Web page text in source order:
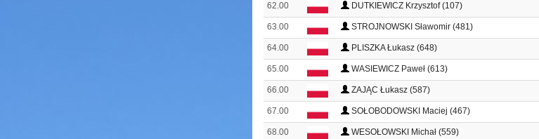
62.00 DUTKIEWICZ Krzysztof (107)
63.00 STROJNOWSKI Sławomir (481)
64.00 PLISZKA Łukasz (648)
65.00 WASIEWICZ Paweł (613)
66.00 ZAJĄC Łukasz (587)
67.00 SOŁOBODOWSKI Maciej (467)
68.00 WESOŁOWSKI Michał (559)